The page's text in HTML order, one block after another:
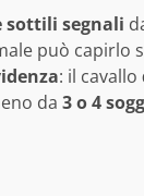
sottili segnali
può
: il cavallo
da 3 o 4